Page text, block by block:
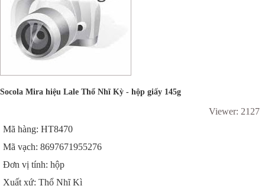
Socola Mira hiệu Lale Thổ Nhĩ Kỳ - hộp giấy 145g
Viewer: 2127
Mã hàng: HT8470
Mã vạch: 8697671955276
Đơn vị tính: hộp
Xuất xứ: Thổ Nhĩ Kì